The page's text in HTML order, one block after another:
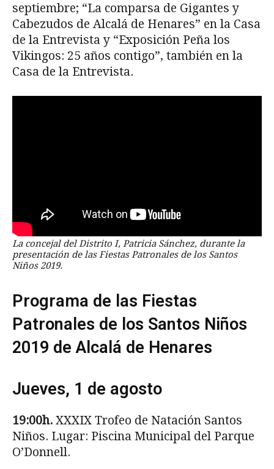
septiembre; “La comparsa de Gigantes y
Cabezudos de Alcalá de Henares” en la Casa
de la Entrevista y “Exposición Peña los
Vikingos: 25 años contigo”, también en la
Casa de la Entrevista.
La concejal del Distrito I, Patricia Sánchez, durante la
presentación de las Fiestas Patronales de los Santos
Niños 2019.
Programa de las Fiestas
Patronales de los Santos Niños
2019 de Alcalá de Henares
Jueves, 1 de agosto
19:00h. XXXIX Trofeo de Natación Santos
Niños. Lugar: Piscina Municipal del Parque
O’Donnell.